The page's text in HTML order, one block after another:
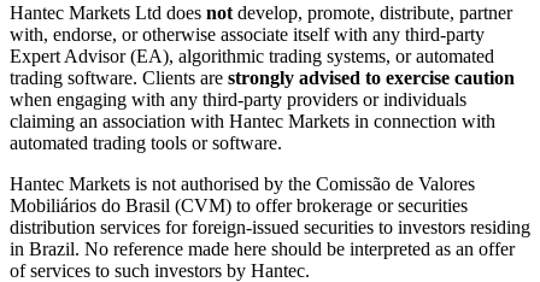
Hantec Markets Ltd does not develop, promote, distribute, partner
with, endorse, or otherwise associate itself with any third-party
Expert Advisor (EA), algorithmic trading systems, or automated
trading software. Clients are strongly advised to exercise caution
when engaging with any third-party providers or individuals
claiming an association with Hantec Markets in connection with
automated trading tools or software.
Hantec Markets is not authorised by the Comissão de Valores
Mobiliários do Brasil (CVM) to offer brokerage or securities
distribution services for foreign-issued securities to investors residing
in Brazil. No reference made here should be interpreted as an offer
of services to such investors by Hantec.